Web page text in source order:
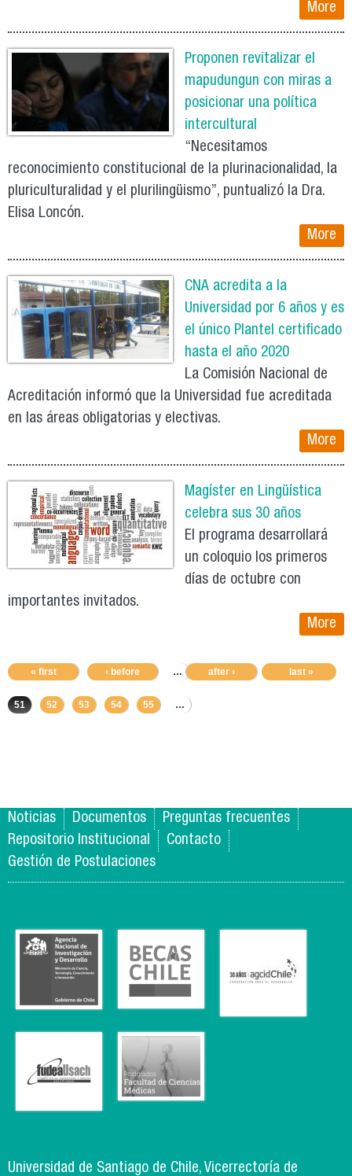
More
Proponen revitalizar el
mapudungun con miras a
posicionar una política
intercultural
“Necesitamos
reconocimiento constitucional de la plurinacionalidad, la
pluriculturalidad y el plurilingüismo”, puntualizó la Dra.
Elisa Loncón.
More
CNA acredita a la
Universidad por 6 años y es
el único Plantel certificado
hasta el año 2020
La Comisión Nacional de
Acreditación informó que la Universidad fue acreditada
en las áreas obligatorias y electivas.
More
Magíster en Lingüística
celebra sus 30 años
El programa desarrollará
un coloquio los primeros
días de octubre con
importantes invitados.
More
« first ‹ before … 47 50
51 52 53 54 55 …
after › last »
Noticias Documentos
Preguntas frecuentes
Repositorio Institucional
Contacto
Gestión de Postulaciones
Universidad de Santiago de Chile, Vicerrectoría de